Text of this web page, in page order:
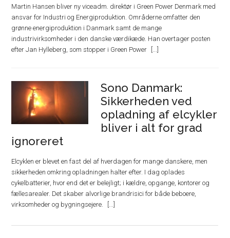
Martin Hansen bliver ny viceadm. direktør i Green Power Denmark med
ansvar for Industri og Energiproduktion. Områderne omfatter den
grønne energiproduktion i Danmark samt de mange
industrivirksomheder i den danske værdikæde. Han overtager posten
efter Jan Hylleberg, som stopper i Green Power
Sono Danmark:
Sikkerheden ved
opladning af elcykler
bliver i alt for grad
ignoreret
Elcyklen er blevet en fast del af hverdagen for mange danskere, men
sikkerheden omkring opladningen halter efter. I dag oplades
cykelbatterier, hvor end det er belejligt; i kældre, opgange, kontorer og
fællesarealer. Det skaber alvorlige brandrisici for både beboere,
virksomheder og bygningsejere.